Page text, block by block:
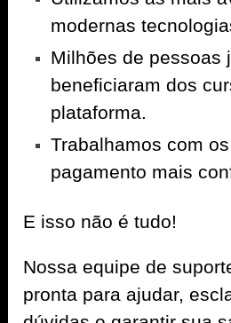
modernas
Milhões de pessoas
beneficiaram dos
plataforma.
Trabalhamos com
pagamento mais
E isso não é tudo!
Nossa equipe de
pronta para ajudar,